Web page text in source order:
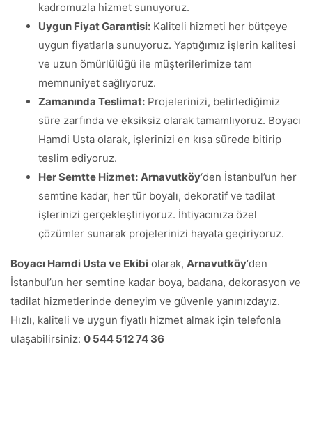
kadromuzla hizmet sunuyoruz.
Uygun Fiyat Garantisi: Kaliteli hizmeti her bütçeye
uygun fiyatlarla sunuyoruz. Yaptığımız işlerin kalitesi
ve uzun ömürlülüğü ile müşterilerimize tam
memnuniyet sağlıyoruz.
Zamanında Teslimat: Projelerinizi, belirlediğimiz
süre zarfında ve eksiksiz olarak tamamlıyoruz. Boyacı
Hamdi Usta olarak, işlerinizi en kısa sürede bitirip
teslim ediyoruz.
Her Semtte Hizmet: Arnavutköy‘den İstanbul’un her
semtine kadar, her tür boyalı, dekoratif ve tadilat
işlerinizi gerçekleştiriyoruz. İhtiyacınıza özel
çözümler sunarak projelerinizi hayata geçiriyoruz.
Boyacı Hamdi Usta ve Ekibi olarak, Arnavutköy‘den
İstanbul’un her semtine kadar boya, badana, dekorasyon ve
tadilat hizmetlerinde deneyim ve güvenle yanınızdayız.
Hızlı, kaliteli ve uygun fiyatlı hizmet almak için telefonla
ulaşabilirsiniz: 0 544 512 74 36